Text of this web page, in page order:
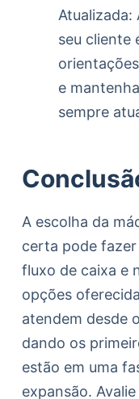
Atualizada:
seu cliente
e
sempre
A escolha da
certa pode
fluxo de caixa e
opções
atendem desde
dando os
estão em uma
expansão.